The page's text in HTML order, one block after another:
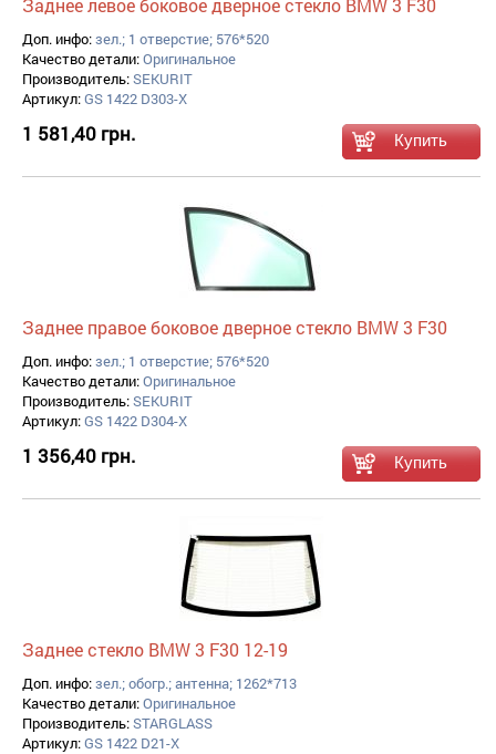
Заднее левое боковое дверное стекло BMW 3 F30
Доп. инфо:зел.; 1 отверстие; 576*520
Качество детали:Оригинальное
Производитель:SEKURIT
Артикул:GS 1422 D303-X
1 581,40 грн.
Заднее правое боковое дверное стекло BMW 3 F30
Доп. инфо:зел.; 1 отверстие; 576*520
Качество детали:Оригинальное
Производитель:SEKURIT
Артикул:GS 1422 D304-X
1 356,40 грн.
Заднее стекло BMW 3 F30 12-19
Доп. инфо:зел.; обогр.; антенна; 1262*713
Качество детали:Оригинальное
Производитель:STARGLASS
Артикул:GS 1422 D21-X